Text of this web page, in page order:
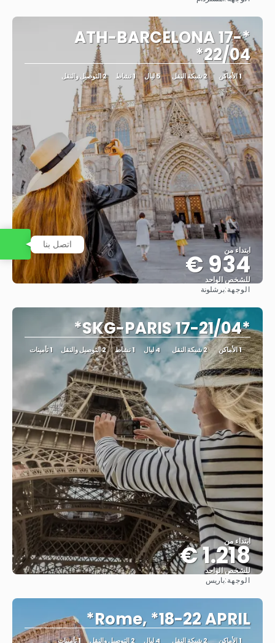
*ATH-BARCELONA 17-
22/04*
1 الأماكن 2 شبكة النقل 5 ليال 1 نشاط 2 التوصيل والنقل
ابتداء من
934 €
للشخص الواحد
الوجهة:برشلونة
*SKG-PARIS 17-21/04*
1 الأماكن 2 شبكة النقل 4 ليال 1 نشاط 2 التوصيل والنقل 1 تأمينات
ابتداء من
1.218 €
للشخص الواحد
الوجهة:باريس
Rome, *18-22 APRIL*
1 الأماكن 2 شبكة النقل 4 ليال 2 التوصيل والنقل 1 تأمينات
اتصل بنا